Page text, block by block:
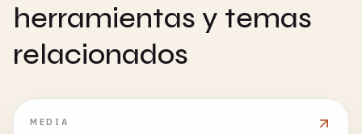
herramientas y temas
relacionados
MEDIA